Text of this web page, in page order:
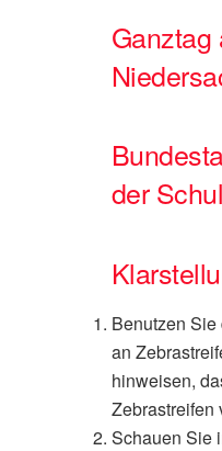
Ganztag
der
Benutzen
an
hinweisen,
Zebrastreifen
Schauen Sie